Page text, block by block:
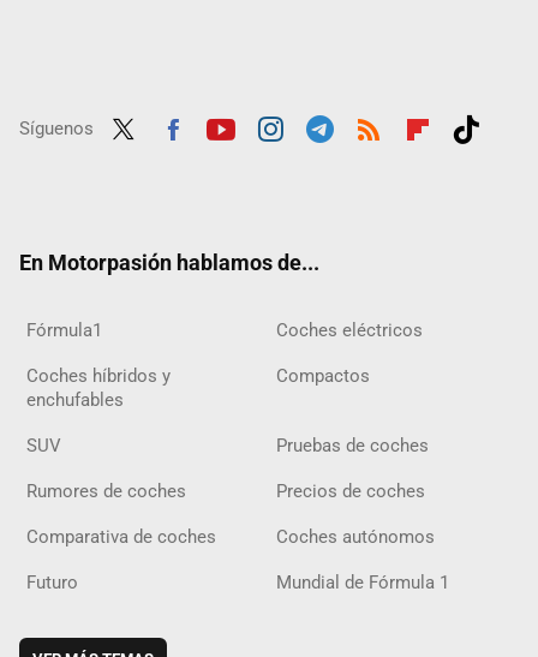
Síguenos
En Motorpasión hablamos de...
Fórmula1 Coches eléctricos
Coches híbridos y
enchufables
Compactos
SUV Pruebas de coches
Rumores de coches Precios de coches
Comparativa de coches Coches autónomos
Futuro Mundial de Fórmula 1